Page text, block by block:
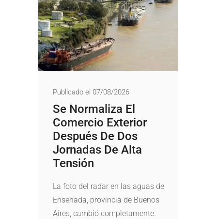
Publicado el 07/08/2026
Se Normaliza El
Comercio Exterior
Después De Dos
Jornadas De Alta
Tensión
La foto del radar en las aguas de
Ensenada, provincia de Buenos
Aires, cambió completamente.